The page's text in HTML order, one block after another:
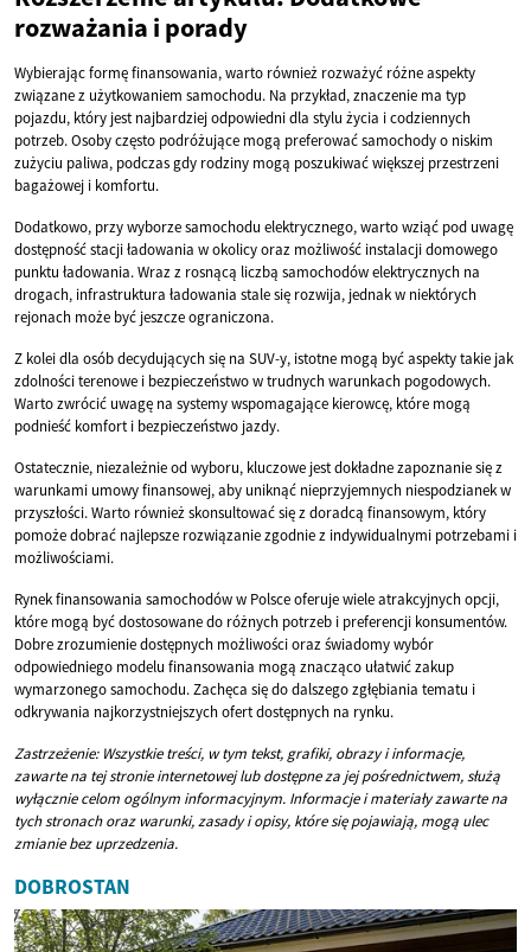
rozważania i porady
Wybierając formę finansowania, warto również rozważyć różne aspekty
związane z użytkowaniem samochodu. Na przykład, znaczenie ma typ
pojazdu, który jest najbardziej odpowiedni dla stylu życia i codziennych
potrzeb. Osoby często podróżujące mogą preferować samochody o niskim
zużyciu paliwa, podczas gdy rodziny mogą poszukiwać większej przestrzeni
bagażowej i komfortu.
Dodatkowo, przy wyborze samochodu elektrycznego, warto wziąć pod uwagę
dostępność stacji ładowania w okolicy oraz możliwość instalacji domowego
punktu ładowania. Wraz z rosnącą liczbą samochodów elektrycznych na
drogach, infrastruktura ładowania stale się rozwija, jednak w niektórych
rejonach może być jeszcze ograniczona.
Z kolei dla osób decydujących się na SUV-y, istotne mogą być aspekty takie jak
zdolności terenowe i bezpieczeństwo w trudnych warunkach pogodowych.
Warto zwrócić uwagę na systemy wspomagające kierowcę, które mogą
podnieść komfort i bezpieczeństwo jazdy.
Ostatecznie, niezależnie od wyboru, kluczowe jest dokładne zapoznanie się z
warunkami umowy finansowej, aby uniknąć nieprzyjemnych niespodzianek w
przyszłości. Warto również skonsultować się z doradcą finansowym, który
pomoże dobrać najlepsze rozwiązanie zgodnie z indywidualnymi potrzebami i
możliwościami.
Rynek finansowania samochodów w Polsce oferuje wiele atrakcyjnych opcji,
które mogą być dostosowane do różnych potrzeb i preferencji konsumentów.
Dobre zrozumienie dostępnych możliwości oraz świadomy wybór
odpowiedniego modelu finansowania mogą znacząco ułatwić zakup
wymarzonego samochodu. Zachęca się do dalszego zgłębiania tematu i
odkrywania najkorzystniejszych ofert dostępnych na rynku.
Zastrzeżenie: Wszystkie treści, w tym tekst, grafiki, obrazy i informacje,
zawarte na tej stronie internetowej lub dostępne za jej pośrednictwem, służą
wyłącznie celom ogólnym informacyjnym. Informacje i materiały zawarte na
tych stronach oraz warunki, zasady i opisy, które się pojawiają, mogą ulec
zmianie bez uprzedzenia.
DOBROSTAN